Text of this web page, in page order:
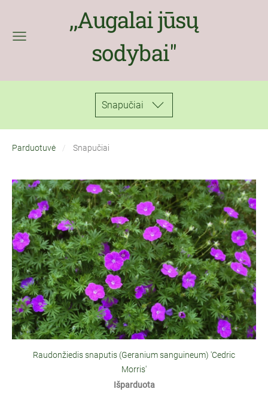
,,Augalai jūsų
sodybai''
Snapučiai
Parduotuvė Snapučiai
Raudonžiedis snaputis (Geranium sanguineum) 'Cedric
Morris'
Išparduota